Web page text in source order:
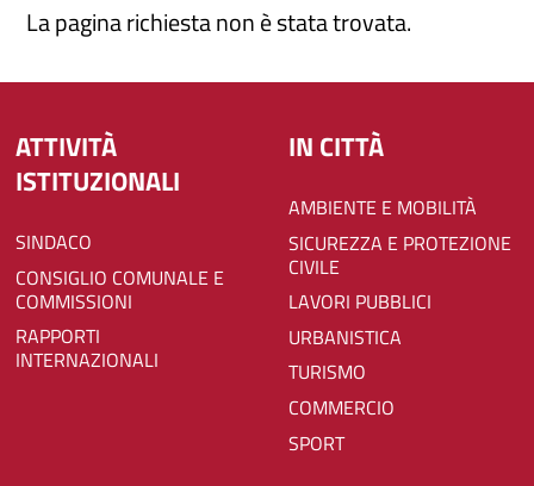
La pagina richiesta non è stata trovata.
ATTIVITÀ
ISTITUZIONALI
SINDACO
CONSIGLIO COMUNALE E
COMMISSIONI
RAPPORTI
INTERNAZIONALI
IN CITTÀ
AMBIENTE E MOBILITÀ
SICUREZZA E PROTEZIONE
CIVILE
LAVORI PUBBLICI
URBANISTICA
TURISMO
COMMERCIO
SPORT